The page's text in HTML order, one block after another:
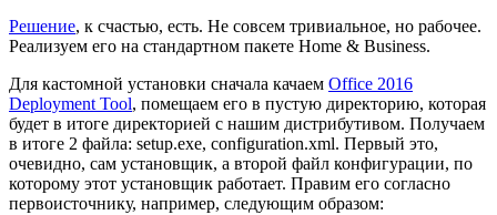
Решение, к счастью, есть. Не совсем тривиальное, но рабочее.
Реализуем его на стандартном пакете Home & Business.
Для кастомной установки сначала качаем Office 2016
Deployment Tool, помещаем его в пустую директорию, которая
будет в итоге директорией с нашим дистрибутивом. Получаем
в итоге 2 файла: setup.exe, configuration.xml. Первый это,
очевидно, сам установщик, а второй файл конфигурации, по
которому этот установщик работает. Правим его согласно
первоисточнику, например, следующим образом: